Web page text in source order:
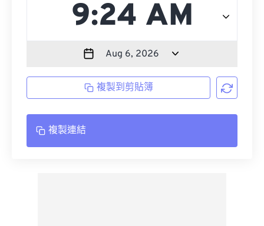
複製到剪貼簿
複製連結